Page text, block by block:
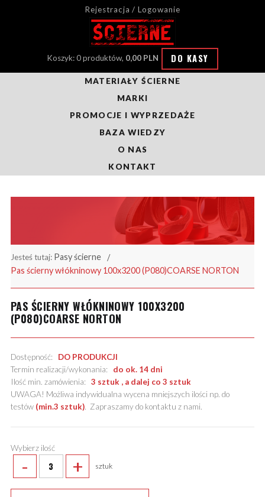
Rejestracja / Logowanie
Koszyk: 0 produktów, 0,00 PLN DO KASY
MATERIAŁY ŚCIERNE
MARKI
PROMOCJE I WYPRZEDAŻE
BAZA WIEDZY
O NAS
KONTAKT
Jesteś tutaj: Pasy ścierne
Pas ścierny włókninowy 100x3200 (P080)COARSE NORTON
PAS ŚCIERNY WŁÓKNINOWY 100X3200
(P080)COARSE NORTON
Dostępność: DO PRODUKCJI
Termin realizacji/wykonania: do ok. 14 dni
Ilość min. zamówienia: 3 sztuk , a dalej co 3 sztuk
UWAGA! Możliwa indywidualna wycena mniejszych ilości np. do
testów (min.3 sztuk). Zapraszamy do kontaktu z nami.
Wybierz ilość
- + sztuk